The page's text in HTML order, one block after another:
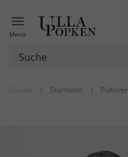
Menü
| Startseite | Pullover